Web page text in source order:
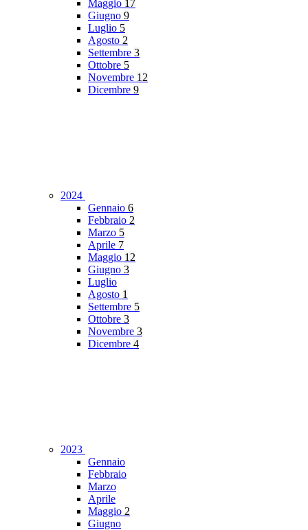
Maggio 17
Giugno 9
Luglio 5
Agosto 2
Settembre 3
Ottobre 5
Novembre 12
Dicembre 9
2024
Gennaio 6
Febbraio 2
Marzo 5
Aprile 7
Maggio 12
Giugno 3
Luglio
Agosto 1
Settembre 5
Ottobre 3
Novembre 3
Dicembre 4
2023
Gennaio
Febbraio
Marzo
Aprile
Maggio 2
Giugno